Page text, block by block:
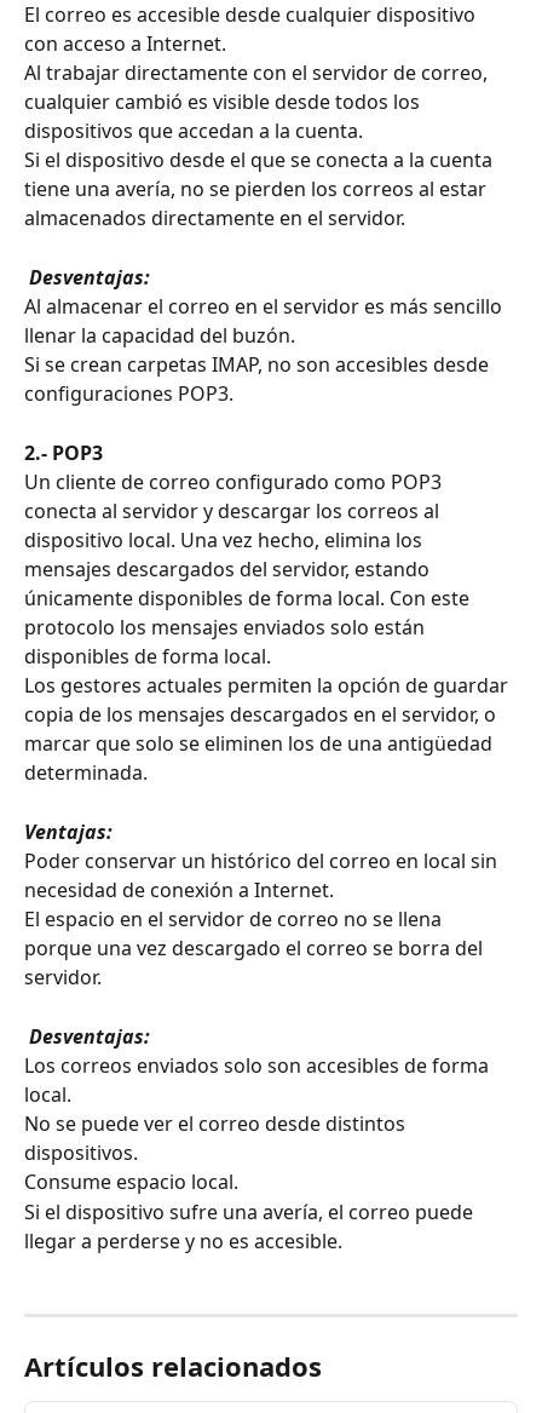
El correo es accesible desde cualquier dispositivo
con acceso a Internet.
Al trabajar directamente con el servidor de correo,
cualquier cambió es visible desde todos los
dispositivos que accedan a la cuenta.
Si el dispositivo desde el que se conecta a la cuenta
tiene una avería, no se pierden los correos al estar
almacenados directamente en el servidor.
Desventajas:
Al almacenar el correo en el servidor es más sencillo
llenar la capacidad del buzón.
Si se crean carpetas IMAP, no son accesibles desde
configuraciones POP3.
2.- POP3
Un cliente de correo configurado como POP3
conecta al servidor y descargar los correos al
dispositivo local. Una vez hecho, elimina los
mensajes descargados del servidor, estando
únicamente disponibles de forma local. Con este
protocolo los mensajes enviados solo están
disponibles de forma local.
Los gestores actuales permiten la opción de guardar
copia de los mensajes descargados en el servidor, o
marcar que solo se eliminen los de una antigüedad
determinada.
Ventajas:
Poder conservar un histórico del correo en local sin
necesidad de conexión a Internet.
El espacio en el servidor de correo no se llena
porque una vez descargado el correo se borra del
servidor.
Desventajas:
Los correos enviados solo son accesibles de forma
local.
No se puede ver el correo desde distintos
dispositivos.
Consume espacio local.
Si el dispositivo sufre una avería, el correo puede
llegar a perderse y no es accesible.
Artículos relacionados